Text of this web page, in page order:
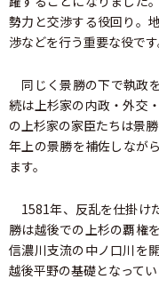
勢力と交渉する役回り。
渉などを行う重要な役です
同じく景勝の下で執政
続は上杉家の内政・外交
の上杉家の家臣たちは景
年上の景勝を補佐しなが
ます。
1581年、反乱を仕掛け
勝は越後での上杉の覇権
信濃川支流の中ノ口川を
越後平野の基礎となってい